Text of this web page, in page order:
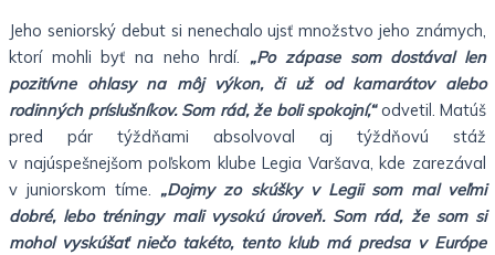
Jeho seniorský debut si nenechalo ujsť množstvo jeho známych,
ktorí mohli byť na neho hrdí. „Po zápase som dostával len
pozitívne ohlasy na môj výkon, či už od kamarátov alebo
rodinných príslušníkov. Som rád, že boli spokojní,“odvetil. Matúš
pred pár týždňami absolvoval aj týždňovú stáž
v najúspešnejšom poľskom klube Legia Varšava, kde zarezával
v juniorskom tíme. „Dojmy zo skúšky v Legii som mal veľmi
dobré, lebo tréningy mali vysokú úroveň. Som rád, že som si
mohol vyskúšať niečo takéto, tento klub má predsa v Európe